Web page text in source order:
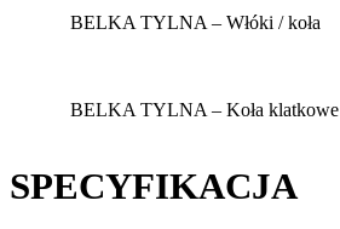
BELKA TYLNA – Włóki / koła
BELKA TYLNA – Koła klatkowe
SPECYFIKACJA